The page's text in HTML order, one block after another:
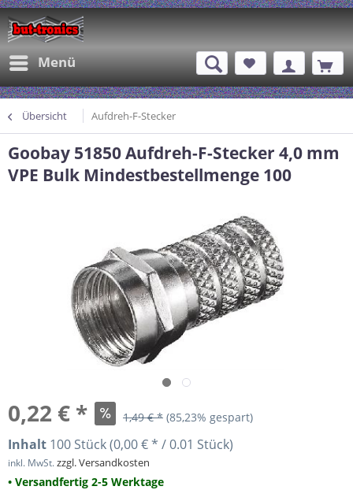
Menü
Übersicht Aufdreh-F-Stecker
Goobay 51850 Aufdreh-F-Stecker 4,0 mm
VPE Bulk Mindestbestellmenge 100
0,22 € * 1,49 € * (85,23% gespart)
Inhalt 100 Stück (0,00 € * / 0.01 Stück)
inkl. MwSt.zzgl. Versandkosten
• Versandfertig 2-5 Werktage